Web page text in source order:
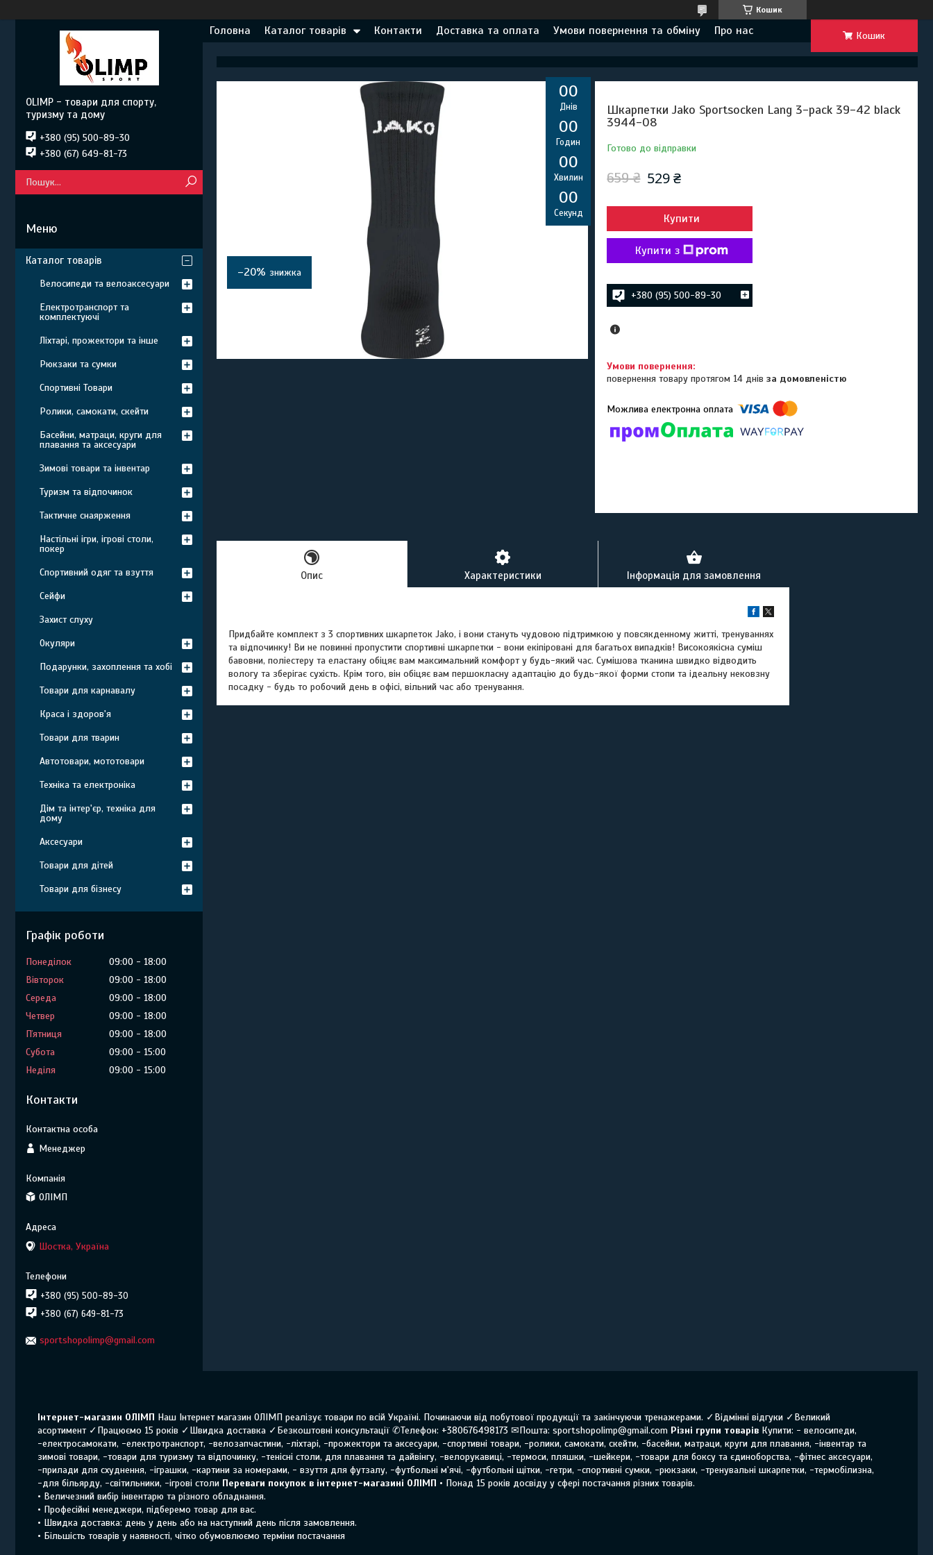
Кошик
Головна Каталог товарів Контакти Доставка та оплата Умови повернення та обміну Про нас Кошик
00
Днів
00
Годин
00
Хвилин
00
Секунд
–20%
Шкарпетки Jako Sportsocken Lang 3-pack 39-42 black
3944-08
Готово до відправки
659 ₴ 529 ₴
Купити
Купити з
+380 (95) 500-89-30
повернення товару протягом 14 днівза домовленістю
Опис Характеристики Інформація для замовлення
Придбайте комплект з 3 спортивних шкарпеток Jako, і вони стануть чудовою підтримкою у повсякденному житті, тренуваннях
та відпочинку! Ви не повинні пропустити спортивні шкарпетки - вони екіпіровані для багатьох випадків! Високоякісна суміш
бавовни, поліестеру та еластану обіцяє вам максимальний комфорт у будь-який час. Сумішова тканина швидко відводить
вологу та зберігає сухість. Крім того, він обіцяє вам першокласну адаптацію до будь-якої форми стопи та ідеальну нековзну
посадку - будь то робочий день в офісі, вільний час або тренування.
OLIMP - товари для спорту,
туризму та дому
+380 (95) 500-89-30
+380 (67) 649-81-73
Каталог товарів
Велосипеди та велоаксесуари
Електротранспорт та
комплектуючі
Ліхтарі, прожектори та інше
Рюкзаки та сумки
Спортивні Товари
Ролики, самокати, скейти
Басейни, матраци, круги для
плавання та аксесуари
Зимові товари та інвентар
Туризм та відпочинок
Тактичне снаярження
Настільні ігри, ігрові столи,
покер
Спортивний одяг та взуття
Сейфи
Захист слуху
Окуляри
Подарунки, захоплення та хобі
Товари для карнавалу
Краса і здоров'я
Товари для тварин
Автотовари, мототовари
Техніка та електроніка
Дім та інтер'єр, техніка для
дому
Аксесуари
Товари для дітей
Товари для бізнесу
Графік роботи
Понеділок 09:00
18:00
Вівторок
09:00
18:00
Середа
09:00
18:00
Четвер
09:00
18:00
Пʼятниця
09:00
18:00
Субота
09:00
15:00
Неділя
09:00 15:00
Контакти
Менеджер
ОЛІМП
Шостка, Україна
+380 (95) 500-89-30
+380 (67) 649-81-73
sportshopolimp@gmail.com
Інтернет-магазин ОЛІМП Наш Інтернет магазин ОЛІМП реалізує товари по всій Україні. Починаючи від побутової продукції та закінчуючи тренажерами. ✓Відмінні відгуки ✓Великий
асортимент ✓Працюємо 15 років ✓Швидка доставка ✓Безкоштовні консультації ✆Телефон: +380676498173 ✉Пошта: sportshopolimp@gmail.com Різні групи товарів Купити: - велосипеди,
-електросамокати, -електротранспорт, -велозапчастини, -ліхтарі, -прожектори та аксесуари, -спортивні товари, -ролики, самокати, скейти, -басейни, матраци, круги для плавання, -інвентар та
зимові товари, -товари для туризму та відпочинку, -тенісні столи, для плавання та дайвінгу, -велорукавиці, -термоси, пляшки, -шейкери, -товари для боксу та єдиноборства, -фітнес аксесуари,
-прилади для схуднення, -іграшки, -картини за номерами, - взуття для футзалу, -футбольні м'ячі, -футбольні щітки, -гетри, -спортивні сумки, -рюкзаки, -тренувальні шкарпетки, -термобілизна,
-для більярду, -світильники, -ігрові столи Переваги покупок в інтернет-магазині ОЛІМП • Понад 15 років досвіду у сфері постачання різних товарів.
• Величезний вибір інвентарю та різного обладнання.
• Професійні менеджери, підберемо товар для вас.
• Швидка доставка: день у день або на наступний день після замовлення.
• Більшість товарів у наявності, чітко обумовлюємо терміни постачання